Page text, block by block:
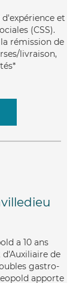
et
(CSS).
rémission de
livraison,
a 10 ans
de
gastro-
apporte